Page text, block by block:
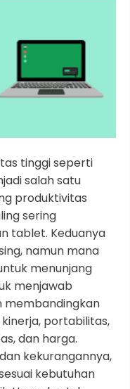
tinggi seperti
salah satu
produktivitas
sering
tablet. Keduanya
namun mana
menunjang
menjawab
membandingkan
portabilitas,
dan harga.
kekurangannya,
kebutuhan